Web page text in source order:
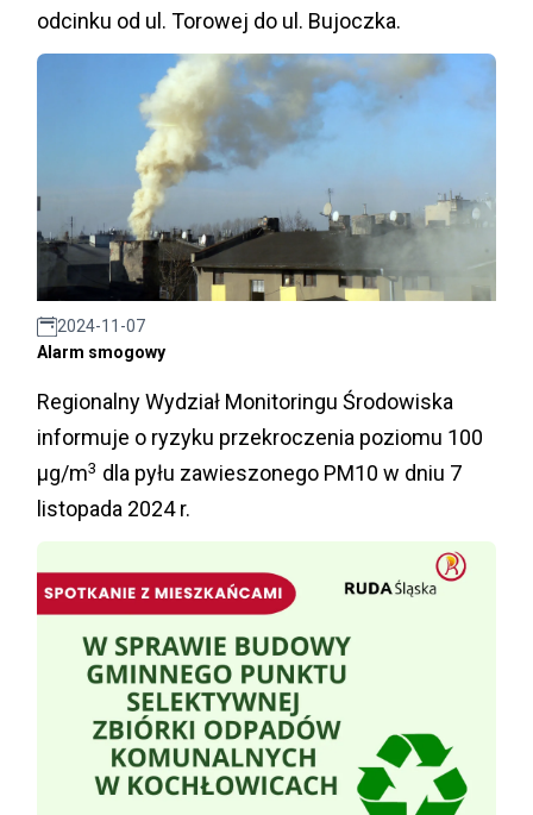
odcinku od ul. Torowej do ul. Bujoczka.
2024-11-07
Alarm smogowy
Regionalny Wydział Monitoringu Środowiska
informuje o ryzyku przekroczenia poziomu 100
µg/m3 dla pyłu zawieszonego PM10 w dniu 7
listopada 2024 r.